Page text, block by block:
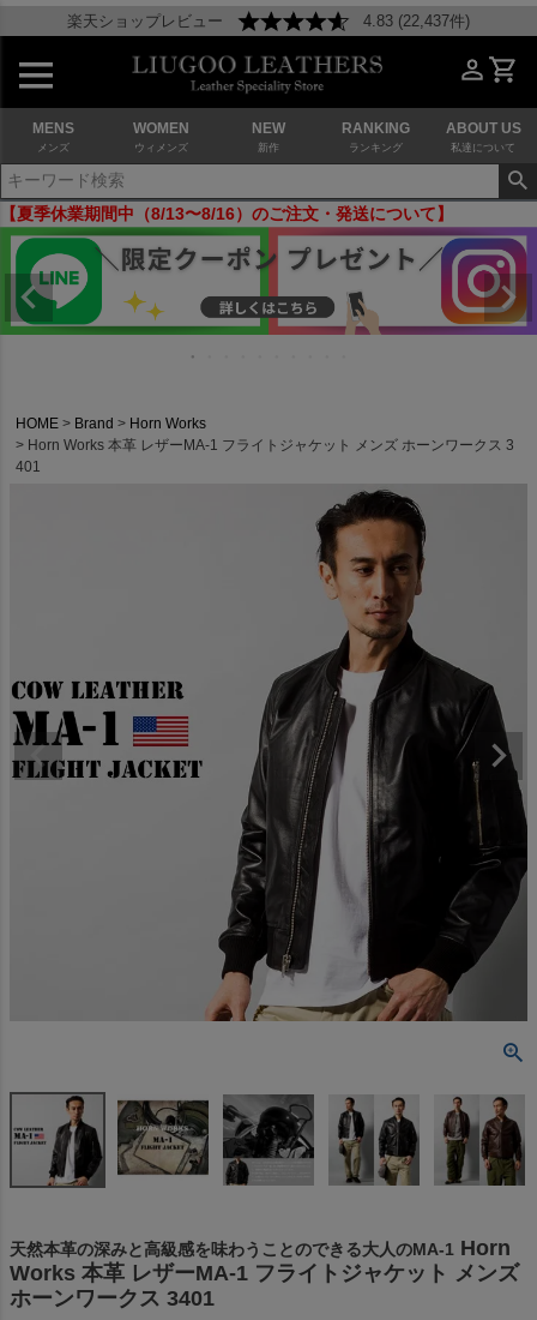
楽天ショップレビュー 4.83 (22,437件)
MENS
メンズ
WOMEN
ウィメンズ
NEW
新作
RANKING
ランキング
ABOUT US
私達について
【夏季休業期間中（8/13〜8/16）のご注文・発送について】
HOME Brand
Horn Works
Horn Works 本革 レザーMA-1 フライトジャケット メンズ ホーンワークス 3
401
天然本革の深みと高級感を味わうことのできる大人のMA-1 Horn
Works 本革 レザーMA-1 フライトジャケット メンズ
ホーンワークス 3401